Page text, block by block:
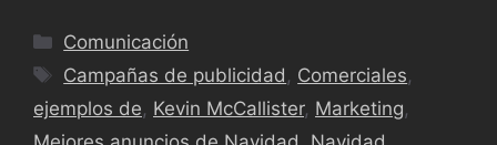
Comunicación
Campañas de publicidad , Comerciales,
ejemplos de, Kevin McCallister, Marketing,